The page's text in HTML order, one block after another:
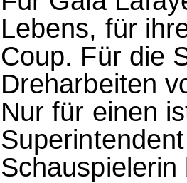
Lebens, für
Coup. Für die
Dreharbeiten
Nur für einen